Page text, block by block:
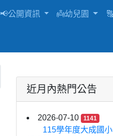
📢公開資訊 👼幼兒園
近月內熱門公告
2026-07-10 1141
115學年度大成國